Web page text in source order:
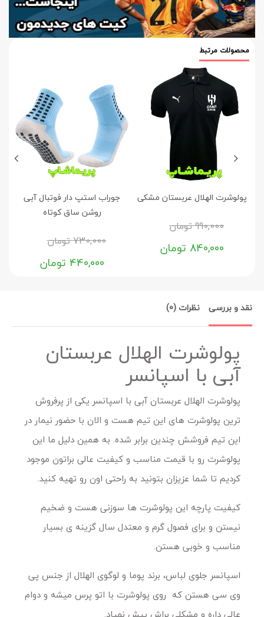
محصولات مرتبط
پولوشرت الهلال عربستان مشکی
990,000تومان
840,000 تومان
جوراب استپ دار فوتبال آبی
روشن ساق کوتاه
730,000تومان
440,000 تومان
نقد و بررسی نظرات (0)
پولوشرت الهلال عربستان
آبی با اسپانسر
پولوشرت الهلال عربستان آبی با اسپانسر یکی از پرفروش
ترین پولوشرت های این تیم هست و الان با حضور نیمار در
این تیم فروشش چندین برابر شده. به همین دلیل ما این
پولوشرت رو با قیمت مناسب و کیفیت عالی براتون موجود
کردیم تا شما عزیزان بتونید به راحتی اون رو تهیه کنید.
کیفیت پارچه این پولوشرت ها سوزنی هست و ضخیم
نیستن و برای فصول گرم و معتدل سال گزینه ی بسیار
مناسب و خوبی هستن.
اسپانسر جلوی لباس، برند پوما و لوگوی الهلال از جنس پی
وی سی هستن که روی پولوشرت با اتو پرس میشه و دوام